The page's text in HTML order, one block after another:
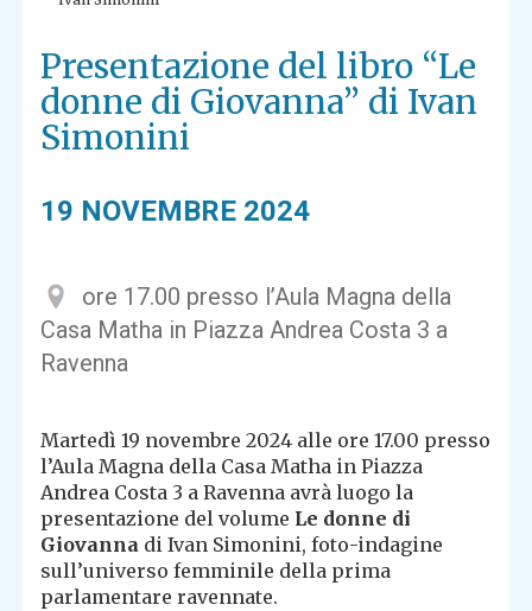
Presentazione del libro “Le
donne di Giovanna” di Ivan
Simonini
19 NOVEMBRE 2024
ore 17.00 presso l’Aula Magna della
Casa Matha in Piazza Andrea Costa 3 a
Ravenna
Martedì 19 novembre 2024 alle ore 17.00 presso
l’Aula Magna della Casa Matha in Piazza
Andrea Costa 3 a Ravenna avrà luogo la
presentazione del volume Le donne di
Giovanna di Ivan Simonini, foto-indagine
sull’universo femminile della prima
parlamentare ravennate.